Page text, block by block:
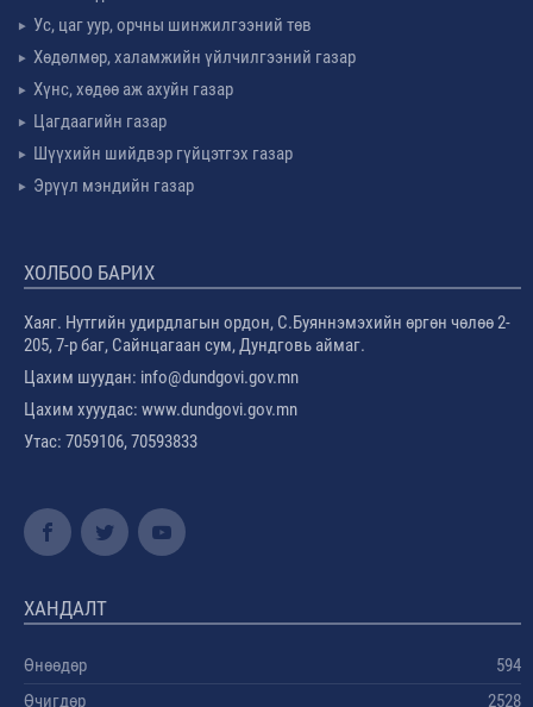
Ус, цаг уур, орчны шинжилгээний төв
Хөдөлмөр, халамжийн үйлчилгээний газар
Хүнс, хөдөө аж ахуйн газар
Цагдаагийн газар
Шүүхийн шийдвэр гүйцэтгэх газар
Эрүүл мэндийн газар
ХОЛБОО БАРИХ
Хаяг. Нутгийн удирдлагын ордон, С.Буяннэмэхийн өргөн чөлөө 2-
205, 7-р баг, Сайнцагаан сум, Дундговь аймаг.
Цахим шуудан: info@dundgovi.gov.mn
Цахим хууудас: www.dundgovi.gov.mn
Утас: 7059106, 70593833
ХАНДАЛТ
Өнөөдөр
594
Өчигдөр
2528